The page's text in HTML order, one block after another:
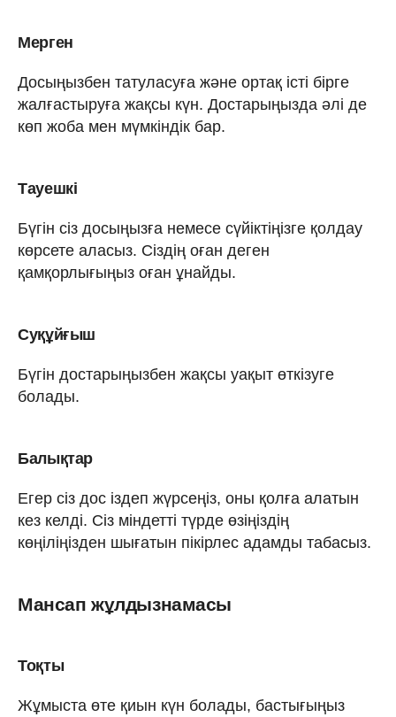
Мерген
Досыңызбен татуласуға және ортақ істі бірге
жалғастыруға жақсы күн. Достарыңызда әлі де
көп жоба мен мүмкіндік бар.
Тауешкі
Бүгін сіз досыңызға немесе сүйіктіңізге қолдау
көрсете аласыз. Сіздің оған деген
қамқорлығыңыз оған ұнайды.
Суқұйғыш
Бүгін достарыңызбен жақсы уақыт өткізуге
болады.
Балықтар
Егер сіз дос іздеп жүрсеңіз, оны қолға алатын
кез келді. Сіз міндетті түрде өзіңіздің
көңіліңізден шығатын пікірлес адамды табасыз.
Мансап жұлдызнамасы
Тоқты
Жұмыста өте қиын күн болады, бастығыңыз